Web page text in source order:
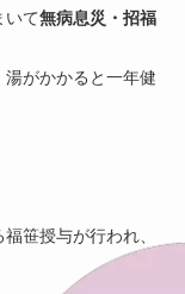
いて無病息災・招福
がかかると一年健
笹授与が行われ、